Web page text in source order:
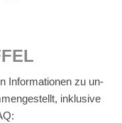
In­for­ma­tio­nen zu un­
in­klu­si­ve